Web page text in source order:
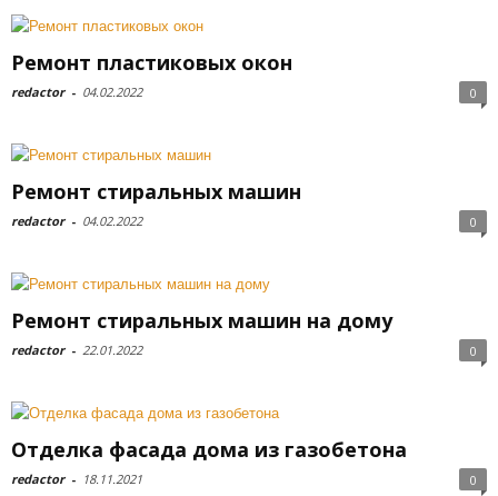
Ремонт пластиковых окон
redactor - 04.02.2022 0
Ремонт стиральных машин
redactor - 04.02.2022 0
Ремонт стиральных машин на дому
redactor - 22.01.2022 0
Отделка фасада дома из газобетона
redactor - 18.11.2021 0